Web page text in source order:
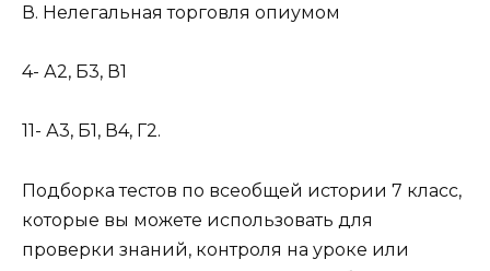
В. Нелегальная торговля опиумом
4- А2, Б3, В1
11- А3, Б1, В4, Г2.
Подборка тестов по всеобщей истории 7 класс,
которые вы можете использовать для
проверки знаний, контроля на уроке или